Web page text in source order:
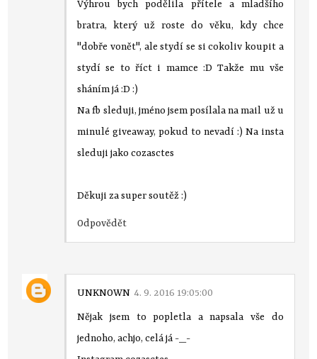
Výhrou bych podělila přítele a mladšího
bratra, který už roste do věku, kdy chce
"dobře vonět", ale stydí se si cokoliv koupit a
stydí se to říct i mamce :D Takže mu vše
sháním já :D :)
Na fb sleduji, jméno jsem posílala na mail už u
minulé giveaway, pokud to nevadí :) Na insta
sleduji jako cozasctes
Děkuji za super soutěž :)
Odpovědět
UNKNOWN 4. 9. 2016 19:05:00
Nějak jsem to popletla a napsala vše do
jednoho, achjo, celá já -_-